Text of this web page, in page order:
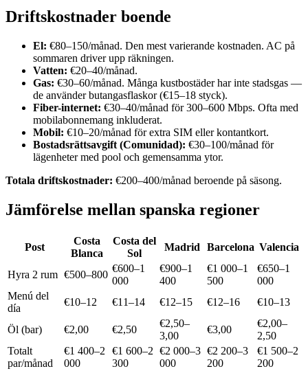
Driftskostnader boende
El: €80–150/månad. Den mest varierande kostnaden. AC på
sommaren driver upp räkningen.
Vatten: €20–40/månad.
Gas: €30–60/månad. Många kustbostäder har inte stadsgas —
de använder butangasflaskor (€15–18 styck).
Fiber-internet: €30–40/månad för 300–600 Mbps. Ofta med
mobilabonnemang inkluderat.
Mobil: €10–20/månad för extra SIM eller kontantkort.
Bostadsrättsavgift (Comunidad): €30–100/månad för
lägenheter med pool och gemensamma ytor.
Totala driftskostnader: €200–400/månad beroende på säsong.
Jämförelse mellan spanska regioner
Post
Costa
Blanca
Costa del
Sol
Madrid Barcelona Valencia
Hyra 2 rum €500–800
€600–1
000
€900–1
400
€1 000–1
500
€650–1
000
Menú del
día
€10–12 €11–14 €12–15 €12–16 €10–13
Öl (bar) €2,00 €2,50
€2,50–
3,00
€3,00
€2,00–
2,50
Totalt
par/månad
€1 400–2
000
€1 600–2
300
€2 000–3
000
€2 200–3
200
€1 500–2
200